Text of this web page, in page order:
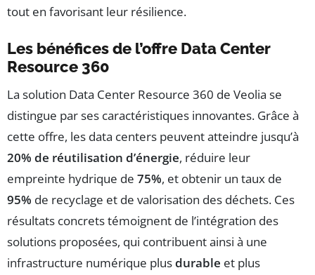
tout en favorisant leur résilience.
Les bénéfices de l’offre Data Center
Resource 360
La solution Data Center Resource 360 de Veolia se
distingue par ses caractéristiques innovantes. Grâce à
cette offre, les data centers peuvent atteindre jusqu’à
20% de réutilisation d’énergie, réduire leur
empreinte hydrique de 75%, et obtenir un taux de
95% de recyclage et de valorisation des déchets. Ces
résultats concrets témoignent de l’intégration des
solutions proposées, qui contribuent ainsi à une
infrastructure numérique plusdurable et plus